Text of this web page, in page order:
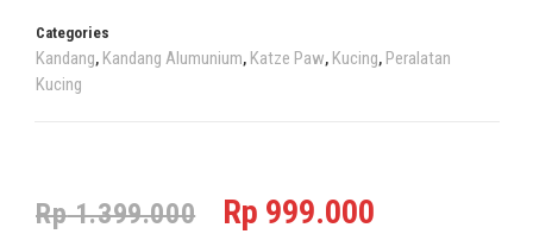
Categories
Kandang, Kandang Alumunium, Katze Paw, Kucing, Peralatan
Kucing
Rp1.399.000 Rp 999.000